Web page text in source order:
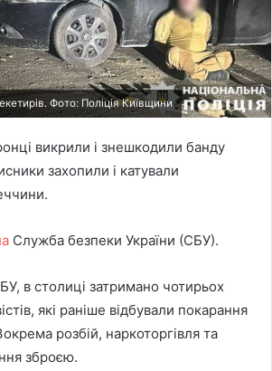
Фото: Поліція Київщини
викрили і знешкодили банду
захопили і катували
Служба безпеки України (СБУ).
в столиці затримано чотирьох
які раніше відбували покарання
розбій, наркоторгівля та
зброєю.